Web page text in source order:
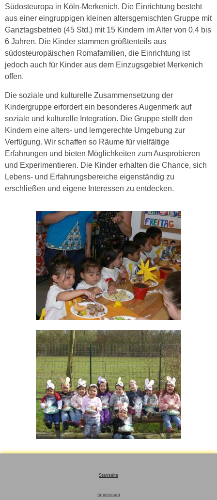
Südosteuropa in Köln-Merkenich. Die Einrichtung besteht
aus einer eingruppigen kleinen altersgemischten Gruppe mit
Ganztagsbetrieb (45 Std.) mit 15 Kindern im Alter von 0,4 bis
6 Jahren. Die Kinder stammen größtenteils aus
südosteuropäischen Romafamilien, die Einrichtung ist
jedoch auch für Kinder aus dem Einzugsgebiet Merkenich
offen.
Die soziale und kulturelle Zusammensetzung der
Kindergruppe erfordert ein besonderes Augenmerk auf
soziale und kulturelle Integration. Die Gruppe stellt den
Kindern eine alters- und lerngerechte Umgebung zur
Verfügung. Wir schaffen so Räume für vielfältige
Erfahrungen und bieten Möglichkeiten zum Ausprobieren
und Experimentieren. Die Kinder erhalten die Chance, sich
Lebens- und Erfahrungsbereiche eigenständig zu
erschließen und eigene Interessen zu entdecken.
Startseite
Impressum